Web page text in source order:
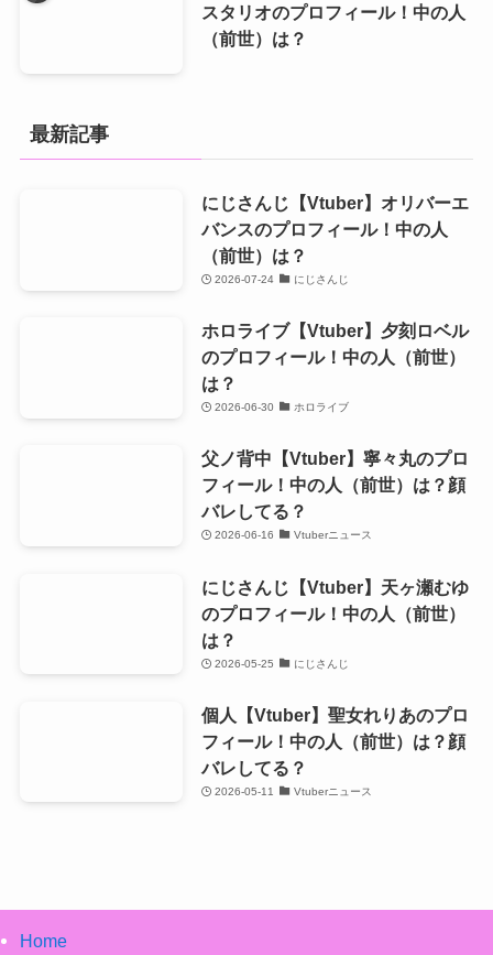
スタリオのプロフィール！中の人
（前世）は？
最新記事
にじさんじ【Vtuber】オリバーエ
バンスのプロフィール！中の人
（前世）は？
2026-07-24 にじさんじ
ホロライブ【Vtuber】夕刻ロベル
のプロフィール！中の人（前世）
は？
2026-06-30 ホロライブ
父ノ背中【Vtuber】寧々丸のプロ
フィール！中の人（前世）は？顔
バレしてる？
2026-06-16 Vtuberニュース
にじさんじ【Vtuber】天ヶ瀬むゆ
のプロフィール！中の人（前世）
は？
2026-05-25 にじさんじ
個人【Vtuber】聖女れりあのプロ
フィール！中の人（前世）は？顔
バレしてる？
2026-05-11 Vtuberニュース
Home